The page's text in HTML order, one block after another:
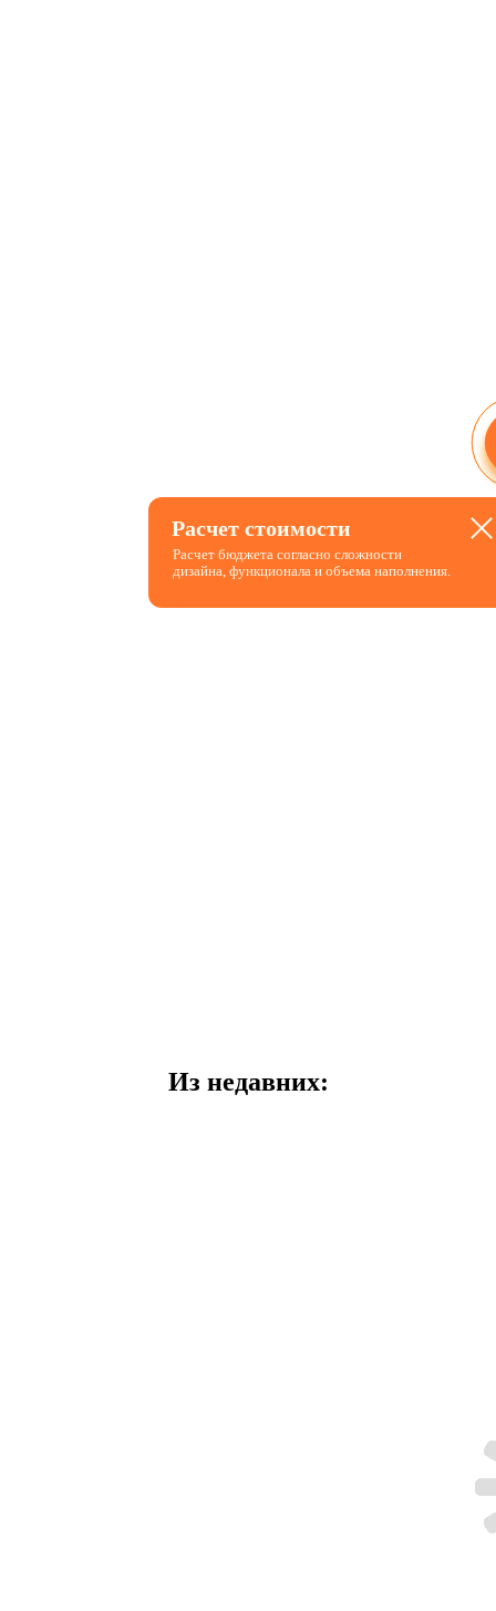
Расчет
Расчет стоимости
Расчет бюджета согласно сложности
дизайна, функционала и объема наполнения.
Из недавних: